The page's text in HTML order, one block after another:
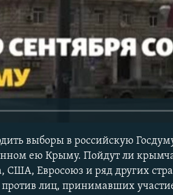
выборы в российскую
ею Крыму. Пойдут ли
США, Евросоюз и ряд других
лиц, принимавших